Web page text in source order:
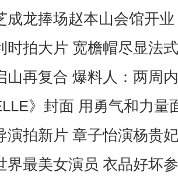
成龙捧场赵本山会馆开业
时拍大片 宽檐帽尽显法
山再复合 爆料人：两周
》封面 用勇气和力量
演拍新片 章子怡演杨贵
界最美女演员 衣品好坏